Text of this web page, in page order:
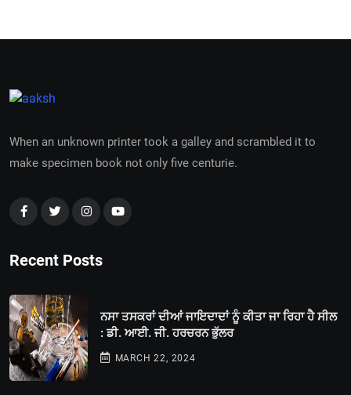
When an unknown printer took a galley and scrambled it to
make specimen book not only five centurie.
Recent Posts
ਨਸਾ ਤਸਕਰਾਂ ਦੀਆਂ ਜਾਇਦਾਦਾਂ ਨੂੰ ਕੀਤਾ ਜਾ ਰਿਹਾ ਹੈ ਸੀਲ
: ਡੀ. ਆਈ. ਜੀ. ਹਰਚਰਨ ਭੁੱਲਰ
MARCH 22, 2024